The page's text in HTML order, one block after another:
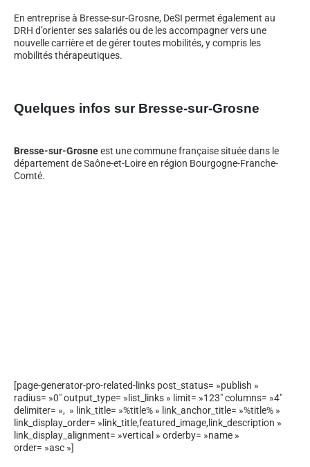
En entreprise à Bresse-sur-Grosne, DeSI permet également au
DRH d’orienter ses salariés ou de les accompagner vers une
nouvelle carrière et de gérer toutes mobilités, y compris les
mobilités thérapeutiques.
Quelques infos sur Bresse-sur-Grosne
Bresse-sur-Grosneest une commune française située dans le
département de Saône-et-Loire en région Bourgogne-Franche-
Comté.
[page-generator-pro-related-links post_status= »publish »
radius= »0″ output_type= »list_links » limit= »123″ columns= »4″
delimiter= », » link_title= »%title% » link_anchor_title= »%title% »
link_display_order= »link_title,featured_image,link_description »
link_display_alignment= »vertical » orderby= »name »
order= »asc »]